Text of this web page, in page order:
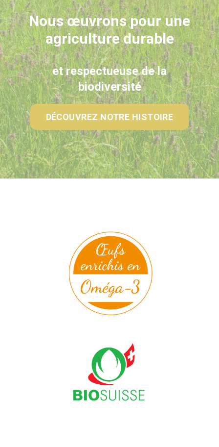
Nous œuvrons pour une
agriculture durable
et respectueuse de la
biodiversité
DÉCOUVREZ NOTRE HISTOIRE